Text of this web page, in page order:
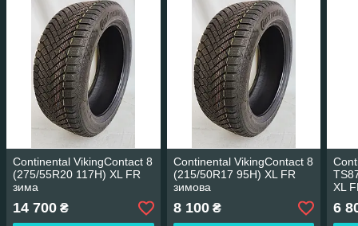
Continental VikingContact 8
(275/55R20 117H) XL FR
зима
14 700 ₴
Continental VikingContact 8
(215/50R17 95H) XL FR
зимова
8 100₴
XL
6